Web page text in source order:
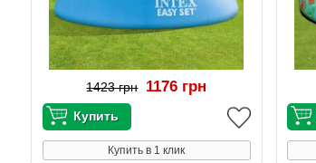
1423 грн 1176 грн
Купить в 1 клик